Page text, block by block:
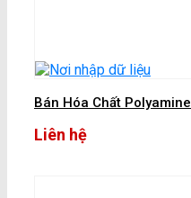
Bán Hóa Chất Polyamine
Liên hệ